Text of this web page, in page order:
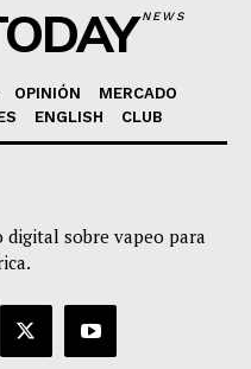
NEWS
OPINIÓN
MERCADO
ENGLISH CLUB
digital sobre vapeo para